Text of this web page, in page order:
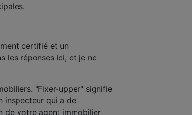
certifié et un
les réponses ici, et je ne
"Fixer-upper" signifie
inspecteur qui a de
de votre agent immobilier